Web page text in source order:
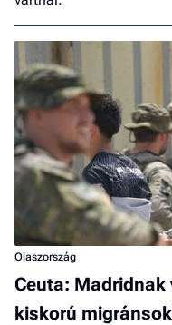
Olaszország
Ceuta:
kiskorú